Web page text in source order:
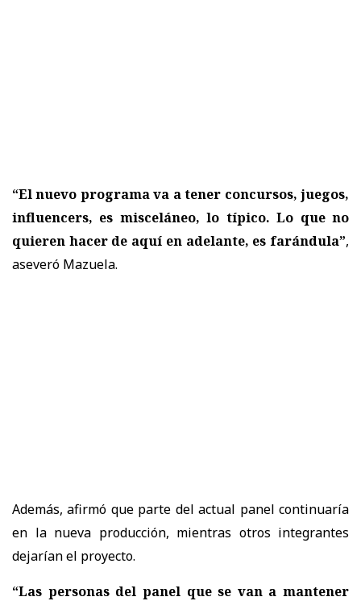
“El nuevo programa va a tener concursos, juegos,
influencers, es misceláneo, lo típico. Lo que no
quieren hacer de aquí en adelante, es farándula”,
aseveró Mazuela.
Además, afirmó que parte del actual panel continuaría
en la nueva producción, mientras otros integrantes
dejarían el proyecto.
“Las personas del panel que se van a mantener